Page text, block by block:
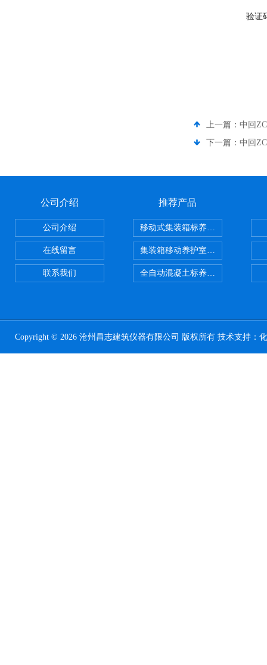
验证
上一篇： 中回
下一篇： 中回
公司介绍
公司介绍
在线留言
联系我们
推荐产品
移动式集装箱标养室 养护室设备
集装箱移动养护室 标养室
全自动混凝土标养室恒温恒湿设备
Copyright © 2026 沧州昌志建筑仪器有限公司 版权所有 技术支持：